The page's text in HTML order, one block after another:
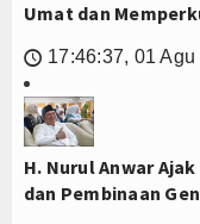
Umat dan
🕔 17:46:37, 01 Agu
H. Nurul Anwar
dan Pembinaan